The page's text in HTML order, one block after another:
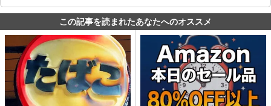
この記事を読まれたあなたへのオススメ